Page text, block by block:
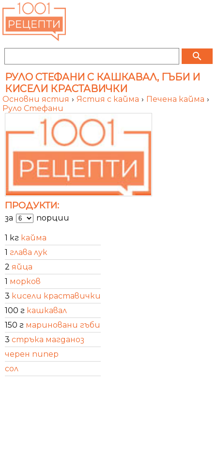
search
РУЛО СТЕФАНИ С КАШКАВАЛ, ГЪБИ И
КИСЕЛИ КРАСТАВИЧКИ
Основни ястия › Ястия с кайма › Печена кайма ›
Руло Стефани
ПРОДУКТИ:
за порции
1 кг кайма
1 глава лук
2 яйца
1 морков
3 кисели краставички
100 г кашкавал
150 г мариновани гъби
3 стръка магданоз
черен пипер
сол